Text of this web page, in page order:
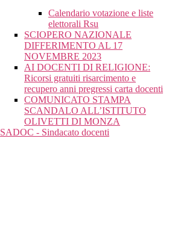
Calendario votazione e liste
elettorali Rsu
SCIOPERO NAZIONALE
DIFFERIMENTO AL 17
NOVEMBRE 2023
AI DOCENTI DI RELIGIONE:
Ricorsi gratuiti risarcimento e
recupero anni pregressi carta docenti
COMUNICATO STAMPA
SCANDALO ALL’ISTITUTO
OLIVETTI DI MONZA
SADOC - Sindacato docenti